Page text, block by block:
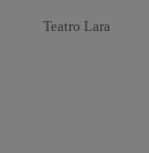
Teatro Lara